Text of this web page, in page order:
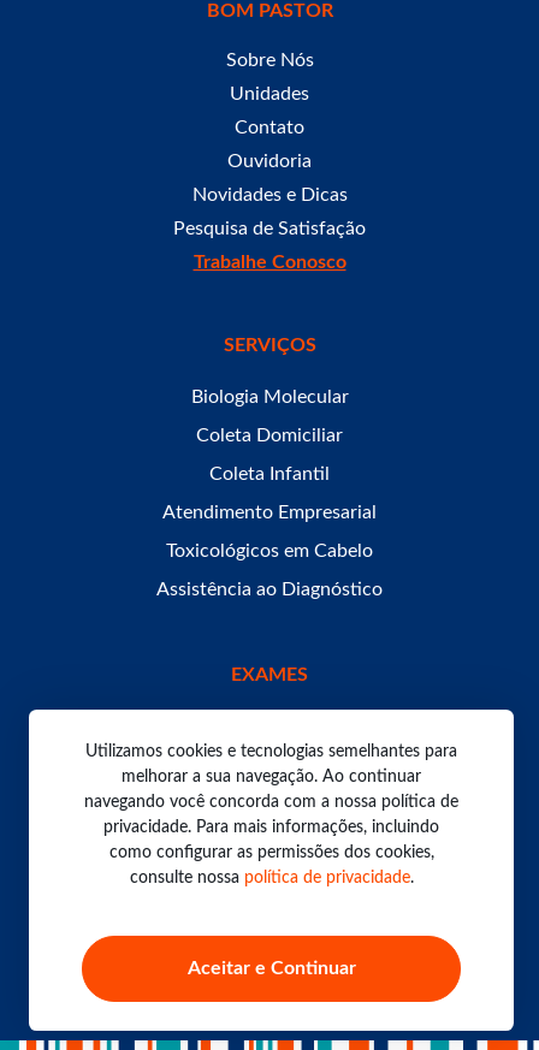
BOM PASTOR
Sobre Nós
Unidades
Contato
Ouvidoria
Novidades e Dicas
Pesquisa de Satisfação
Trabalhe Conosco
SERVIÇOS
Biologia Molecular
Coleta Domiciliar
Coleta Infantil
Atendimento Empresarial
Toxicológicos em Cabelo
Assistência ao Diagnóstico
EXAMES
Todos os direitos reservados. Laboratório Bom Pastor
2026.
Política de Privacidade
Utilizamos cookies e tecnologias semelhantes para
melhorar a sua navegação. Ao continuar
navegando você concorda com a nossa política de
privacidade. Para mais informações, incluindo
como configurar as permissões dos cookies,
consulte nossa política de privacidade.
Aceitar e Continuar